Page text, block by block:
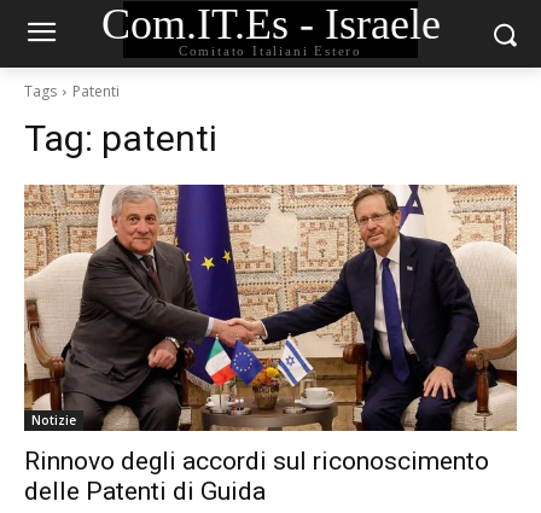
Com.IT.Es - Israele
Comitato Italiani Estero
Tags Patenti
Tag: patenti
Notizie
Rinnovo degli accordi sul riconoscimento
delle Patenti di Guida